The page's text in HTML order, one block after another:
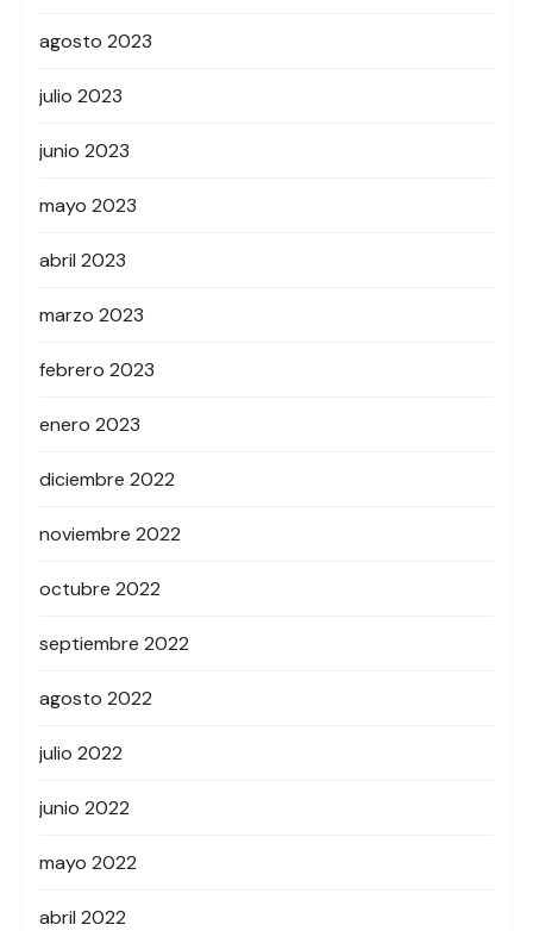
agosto 2023
julio 2023
junio 2023
mayo 2023
abril 2023
marzo 2023
febrero 2023
enero 2023
diciembre 2022
noviembre 2022
octubre 2022
septiembre 2022
agosto 2022
julio 2022
junio 2022
mayo 2022
abril 2022